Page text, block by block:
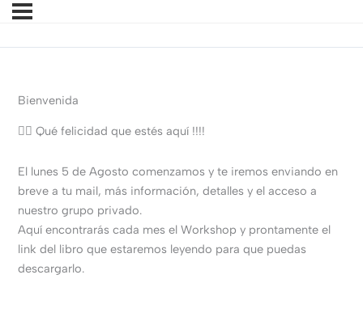
Bienvenida
🤸‍♀️ Qué felicidad que estés aquí !!!!
El lunes 5 de Agosto comenzamos y te iremos enviando en
breve a tu mail, más información, detalles y el acceso a
nuestro grupo privado.
Aquí encontrarás cada mes el Workshop y prontamente el
link del libro que estaremos leyendo para que puedas
descargarlo.